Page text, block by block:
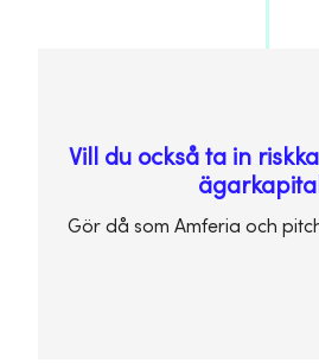
Vill du också ta in
Gör då som Amferia och